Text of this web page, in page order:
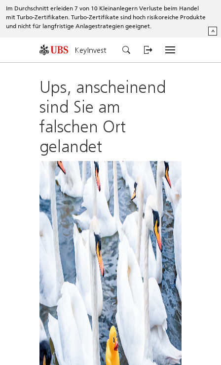
Im Durchschnitt erleiden 7 von 10 Kleinanlegern Verluste beim Handel
mit Turbo-Zertifikaten. Turbo-Zertifikate sind hoch risikoreiche Produkte
und nicht für langfristige Anlagestrategien geeignet.
^
KeyInvest
Ups, anscheinend
sind Sie am
falschen Ort
gelandet